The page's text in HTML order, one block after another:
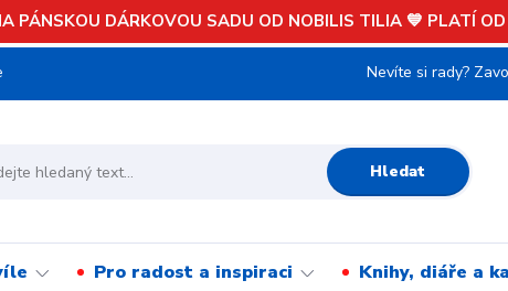
PÁNSKOU DÁRKOVOU SADU OD NOBILIS TILIA 💙 PLATÍ
Hledat
Nevíte si rady?
Pro radost a inspiraci Knihy, diáře a